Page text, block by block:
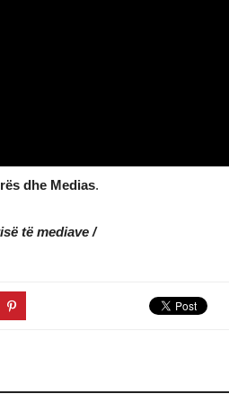
dhe Medias.
të mediave /